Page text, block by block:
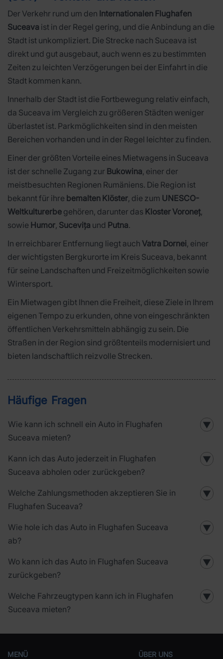
Der Verkehr rund um den Internationalen Flughafen
Suceava ist in der Regel gering, und die Anbindung an die
Stadt ist unkompliziert. Die Strecke nach Suceava ist
direkt und gut ausgebaut, auch wenn es zu bestimmten
Zeiten zu leichten Verzögerungen bei der Einfahrt in die
Stadt kommen kann.
Innerhalb der Stadt ist die Fortbewegung relativ einfach,
da Suceava im Vergleich zu größeren Städten weniger
überlastet ist. Parkmöglichkeiten sind in den meisten
Bereichen vorhanden und in der Regel leichter zu finden.
Einer der größten Vorteile eines Mietwagens in Suceava
ist der schnelle Zugang zur Bukowina, einer der
meistbesuchten Regionen Rumäniens. Die Region ist
bekannt für ihre bemalten Klöster, die zum UNESCO-
Weltkulturerbe gehören, darunter das Kloster Voroneț,
sowie Humor, Sucevița und Putna.
In erreichbarer Entfernung liegt auch Vatra Dornei, einer
der wichtigsten Bergkurorte im Kreis Suceava, bekannt
für seine Landschaften und Freizeitmöglichkeiten sowie
Wintersport.
Ein Mietwagen gibt Ihnen die Freiheit, diese Ziele in Ihrem
eigenen Tempo zu erkunden, ohne von eingeschränkten
öffentlichen Verkehrsmitteln abhängig zu sein. Die
Straßen in der Region sind größtenteils modernisiert und
bieten landschaftlich reizvolle Strecken.
Häufige Fragen
Wie kann ich schnell ein Auto in Flughafen
Suceava mieten?
▼
Kann ich das Auto jederzeit in Flughafen
Suceava abholen oder zurückgeben?
▼
Welche Zahlungsmethoden akzeptieren Sie in
Flughafen Suceava?
▼
Wie hole ich das Auto in Flughafen Suceava
ab?
▼
Wo kann ich das Auto in Flughafen Suceava
zurückgeben?
▼
Welche Fahrzeugtypen kann ich in Flughafen
Suceava mieten?
▼
MENÜ ÜBER UNS